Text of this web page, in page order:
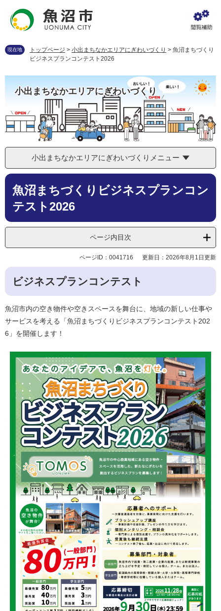
先
す
を
し
へ
現在地 トップページ > 小出まちなかエリアにぎわいづくり > 魚沼まちづくり
ビジネスプランコンテスト2026
小出まちなかエリアにぎわいづくり
小出まちなかエリアにぎわいづくりメニュー
本
魚沼まちづくりビジネスプランコン
テスト2026
ページ内目次
ページID：0041716 更新日：2026年8月1日更新
ビジネスプランコンテスト
魚沼市内の空き物件や空きスペースを舞台に、地域の新しい仕事や
サービスを考える「魚沼まちづくりビジネスプランコンテスト202
6」を開催します！